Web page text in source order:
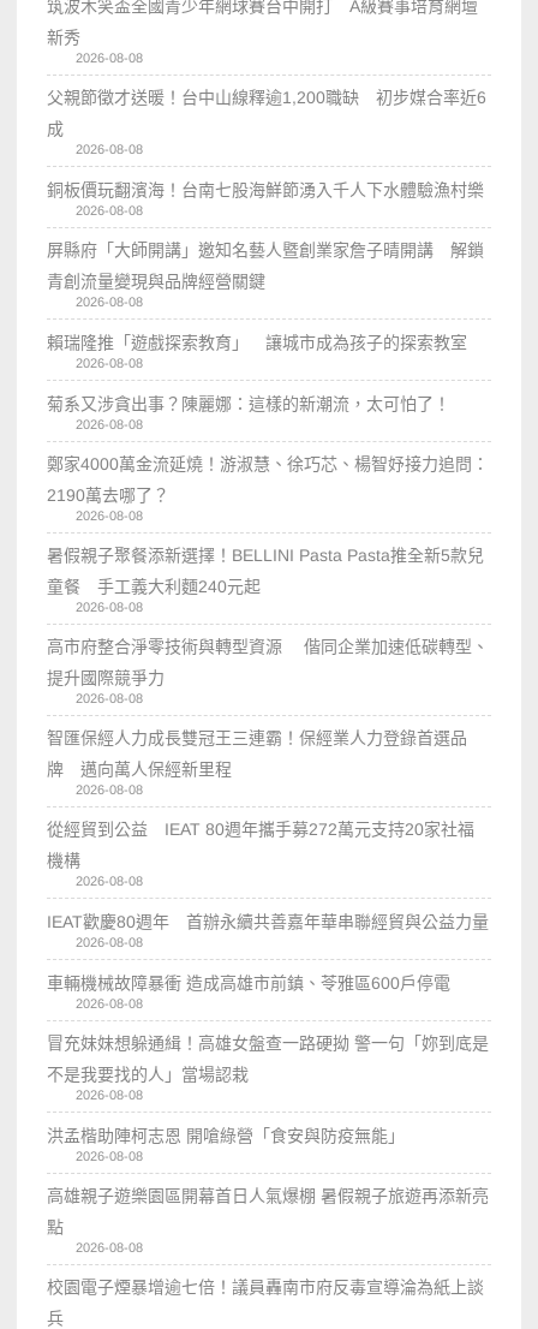
筑波木笑盃全國青少年網球賽台中開打 A級賽事培育網壇
新秀
2026-08-08
父親節徵才送暖！台中山線釋逾1,200職缺 初步媒合率近6
成
2026-08-08
銅板價玩翻濱海！台南七股海鮮節湧入千人下水體驗漁村樂
2026-08-08
屏縣府「大師開講」邀知名藝人暨創業家詹子晴開講 解鎖
青創流量變現與品牌經營關鍵
2026-08-08
賴瑞隆推「遊戲探索教育」 讓城市成為孩子的探索教室
2026-08-08
菊系又涉貪出事？陳麗娜：這樣的新潮流，太可怕了！
2026-08-08
鄭家4000萬金流延燒！游淑慧、徐巧芯、楊智妤接力追問：
2190萬去哪了？
2026-08-08
暑假親子聚餐添新選擇！BELLINI Pasta Pasta推全新5款兒
童餐 手工義大利麵240元起
2026-08-08
高市府整合淨零技術與轉型資源 偕同企業加速低碳轉型、
提升國際競爭力
2026-08-08
智匯保經人力成長雙冠王三連霸！保經業人力登錄首選品
牌 邁向萬人保經新里程
2026-08-08
從經貿到公益 IEAT 80週年攜手募272萬元支持20家社福
機構
2026-08-08
IEAT歡慶80週年 首辦永續共善嘉年華串聯經貿與公益力量
2026-08-08
車輛機械故障暴衝 造成高雄市前鎮、苓雅區600戶停電
2026-08-08
冒充妹妹想躲通緝！高雄女盤查一路硬拗 警一句「妳到底是
不是我要找的人」當場認栽
2026-08-08
洪孟楷助陣柯志恩 開嗆綠營「食安與防疫無能」
2026-08-08
高雄親子遊樂園區開幕首日人氣爆棚 暑假親子旅遊再添新亮
點
2026-08-08
校園電子煙暴增逾七倍！議員轟南市府反毒宣導淪為紙上談
兵